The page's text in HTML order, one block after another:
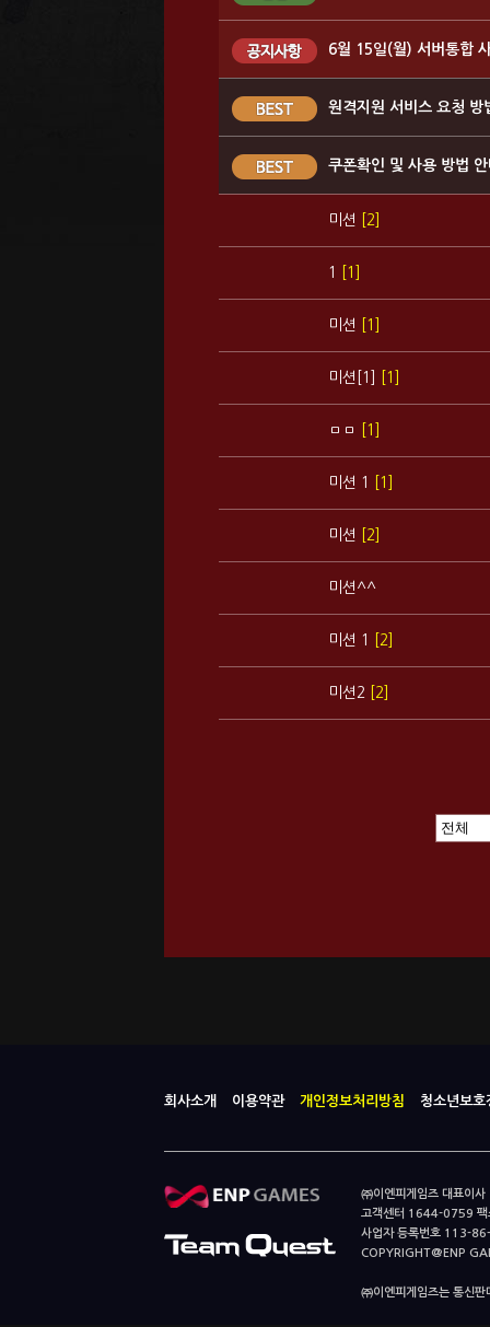
6월 15일(월) 서버통합
원격지원 서비스 요청 방
쿠폰확인 및 사용 방법
미션 [2]
1 [1]
미션 [1]
미션[1] [1]
ㅁㅁ [1]
미션 1 [1]
미션 [2]
미션^^
미션 1 [2]
미션2 [2]
회사소개 이용약관 개인정보처리방침 청소년보호
㈜이엔피게임즈 대표이
고객센터 1644-0759
사업자 등록번호 113-
COPYRIGHT@ENP
㈜이엔피게임즈는 통신판